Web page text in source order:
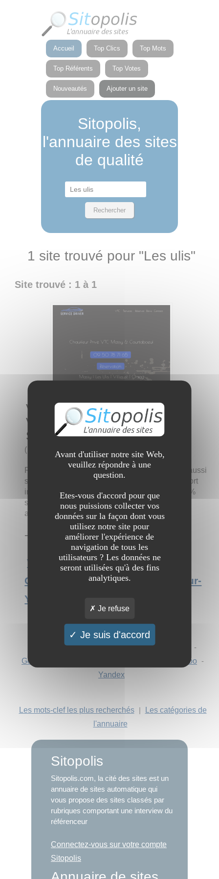
Accueil Top Clics Top Mots
Top Référents Top Votes
Nouveautés Ajouter un site
Sitopolis,
l'annuaire des sites
de qualité
1 site trouvé pour "Les ulis"
Site trouvé : 1 à 1
VTC à Courtaboeuf, Les Ulis,
Villebon-sur-Yvette et Villejust |
Service VTC
( )
Réserver un VTC à Courtaboeuf n'a jamais été aussi
simple et rapide qu'avec notre service de transport
innovant. Nous vous proposons des trajets 100 %
sur-mesure dans toute la ville mais aussi aux
alentours.
➔ Catégorie : Tourisme → Voyages
Voir l'interview du site VTC à
Courtaboeuf, Les Ulis, Villebon-sur-
Yvette et Villejust | Service VTC
Chercher "Les ulis" sur :
Ask - Bing - DuckDuckGo
-
Google
Yahoo -
Yandex
Les mots-clef les plus recherchés |
Les catégories de
l'annuaire
Sitopolis
Sitopolis.com, la cité des sites est un
annuaire de sites automatique qui
vous propose des sites classés par
rubriques comportant une interview du
référenceur
Connectez-vous sur votre compte
Sitopolis
Avant d'utiliser notre site Web,
veuillez répondre à une
question.
Etes-vous d'accord pour que
nous puissions collecter vos
données sur la façon dont vous
utilisez notre site pour
améliorer l'expérience de
navigation de tous les
utilisateurs ? Les données ne
seront utilisées qu'à des fins
analytiques.
Je refuse
Je suis d'accord